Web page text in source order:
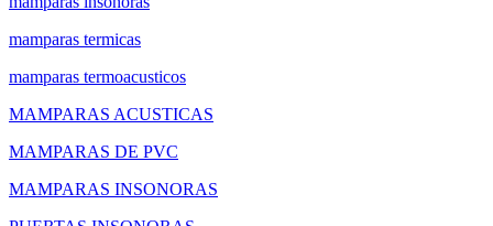
mamparas termicas
mamparas termoacusticos
MAMPARAS ACUSTICAS
MAMPARAS DE PVC
MAMPARAS INSONORAS